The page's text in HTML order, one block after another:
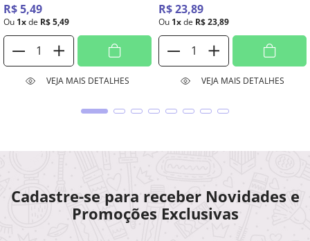
R$5,49
Ou 1xde R$5,49
VEJA MAIS DETALHES
R$23,89
Ou 1xde R$23,89
VEJA MAIS DETALHES
Cadastre-se para receber Novidades e
Promoções Exclusivas